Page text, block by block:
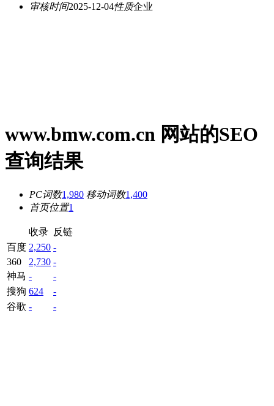
审核时间2025-12-04性质企业
www.bmw.com.cn 网站的SEO
查询结果
PC词数1,980 移动词数1,400
首页位置1
收录 反链
百度 2,250 -
360
2,730 -
神马 -
-
搜狗 624
-
谷歌 - -